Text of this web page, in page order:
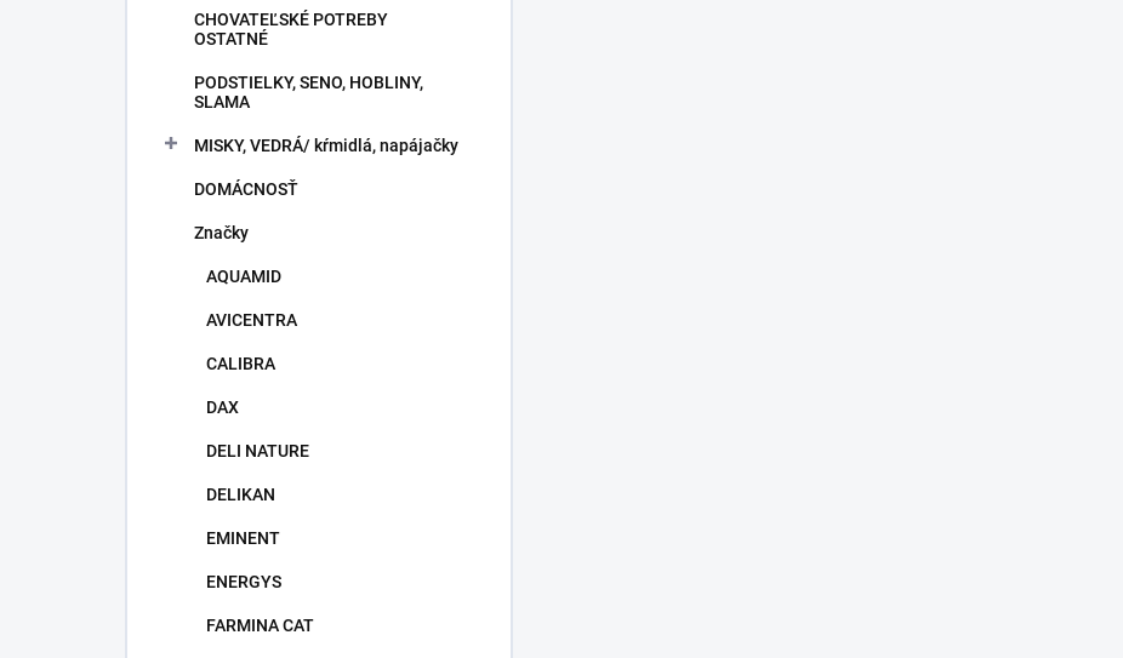
CHOVATEĽSKÉ POTREBY
OSTATNÉ
PODSTIELKY, SENO, HOBLINY,
SLAMA
MISKY, VEDRÁ/ kŕmidlá, napájačky
DOMÁCNOSŤ
Značky
AQUAMID
AVICENTRA
CALIBRA
DAX
DELI NATURE
DELIKAN
EMINENT
ENERGYS
FARMINA CAT